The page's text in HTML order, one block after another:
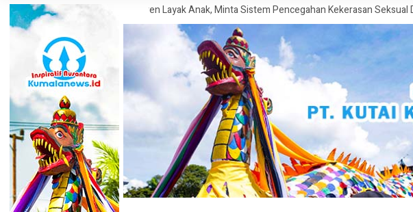
Dorong Pesantren Layak Anak, Minta Sistem Pencegahan Kekerasan Seksual Diperkuat